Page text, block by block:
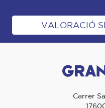
VALORACIÓ
Carrer